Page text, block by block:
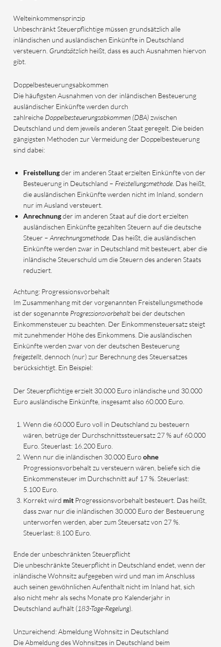
Welteinkommensprinzip
Unbeschränkt Steuerpflichtige müssen grundsätzlich alle
inländischen und ausländischen Einkünfte in Deutschland
versteuern. Grundsätzlich heißt, dass es auch Ausnahmen hiervon
gibt.
Doppelbesteuerungsabkommen
Die häufigsten Ausnahmen von der inländischen Besteuerung
ausländischer Einkünfte werden durch
zahlreiche Doppelbesteuerungsabkommen (DBA) zwischen
Deutschland und dem jeweils anderen Staat geregelt. Die beiden
gängigsten Methoden zur Vermeidung der Doppelbesteuerung
sind dabei:
Freistellungder im anderen Staat erzielten Einkünfte von der
Besteuerung in Deutschland – Freistellungsmethode . Das heißt,
die ausländischen Einkünfte werden nicht im Inland, sondern
nur im Ausland versteuert.
Anrechnungder im anderen Staat auf die dort erzielten
ausländischen Einkünfte gezahlten Steuern auf die deutsche
Steuer –Anrechnungsmethode . Das heißt, die ausländischen
Einkünfte werden zwar in Deutschland mit besteuert, aber die
inländische Steuerschuld um die Steuern des anderen Staats
reduziert.
Achtung: Progressionsvorbehalt
Im Zusammenhang mit der vorgenannten Freistellungsmethode
ist der sogenannte Progressionsvorbehalt bei der deutschen
Einkommensteuer zu beachten. Der Einkommensteuersatz steigt
mit zunehmender Höhe des Einkommens. Die ausländischen
Einkünfte werden zwar von der deutschen Besteuerung
freigestellt , dennoch (nur) zur Berechnung des Steuersatzes
berücksichtigt. Ein Beispiel:
Der Steuerpflichtige erzielt 30.000 Euro inländische und 30.000
Euro ausländische Einkünfte, insgesamt also 60.000 Euro.
Wenn die 60.000 Euro voll in Deutschland zu besteuern
wären, betrüge der Durchschnittssteuersatz 27 % auf 60.000
Euro. Steuerlast: 16.200 Euro.
Wenn nur die inländischen 30.000 Euroohne
Progressionsvorbehalt zu versteuern wären, beliefe sich die
Einkommensteuer im Durchschnitt auf 17 %. Steuerlast:
5.100 Euro.
Korrekt wird mit Progressionsvorbehalt besteuert. Das heißt,
dass zwar nur die inländischen 30.000 Euro der Besteuerung
unterworfen werden, aber zum Steuersatz von 27 %.
Steuerlast: 8.100 Euro.
Ende der unbeschränkten Steuerpflicht
Die unbeschränkte Steuerpflicht in Deutschland endet, wenn der
inländische Wohnsitz aufgegeben wird und man im Anschluss
auch seinen gewöhnlichen Aufenthalt nicht im Inland hat, sich
also nicht mehr als sechs Monate pro Kalenderjahr in
Deutschland aufhält (183-Tage-Regelung).
Unzureichend: Abmeldung Wohnsitz in Deutschland
Die Abmeldung des Wohnsitzes in Deutschland beim